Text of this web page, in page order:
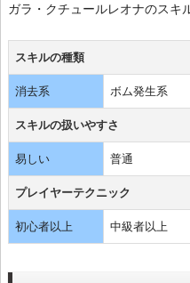
ガラ・クチュールレオナのスキ
スキルの種類
消去系 ボム発生系
スキルの扱いやすさ
易しい 普通
プレイヤーテクニック
初心者以上 中級者以上